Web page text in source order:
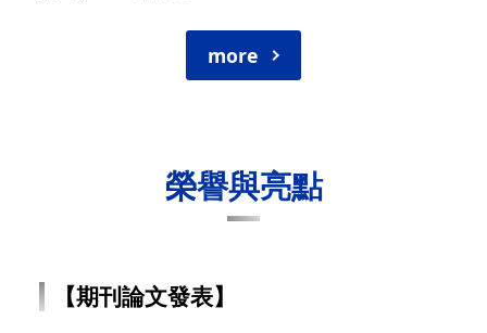
more
榮譽與亮點
【期刊論文發表】